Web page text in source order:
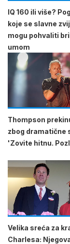
IQ 160 ili više?
koje se slavne
mogu pohvaliti
umom
Thompson
zbog dramatične
'Zovite hitnu.
Velika sreća za
Charlesa: